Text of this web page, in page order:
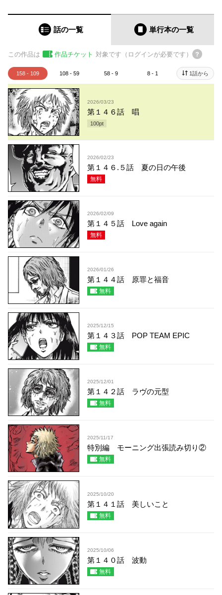
話の一覧 単行本の一覧
この作品は 作品チケット 対象です（ログインが必要です）
158 - 109 108 - 59 58 - 9 8 - 1 1話から
2026/03/23
第１４６話 唱
100pt
2026/02/23
第１４６.５話 夏の日の午後
無料
2026/02/09
第１４５話 Love again
無料
2026/01/26
第１４４話 原罪と福音
無料
2025/12/15
第１４３話 POP TEAM EPIC
無料
2025/12/01
第１４２話 ラヴの元型
無料
2025/11/17
特別編 モーニング出張読み切り②
無料
2025/10/20
第１４１話 美しいこと
無料
2025/10/06
第１４０話 波動
無料